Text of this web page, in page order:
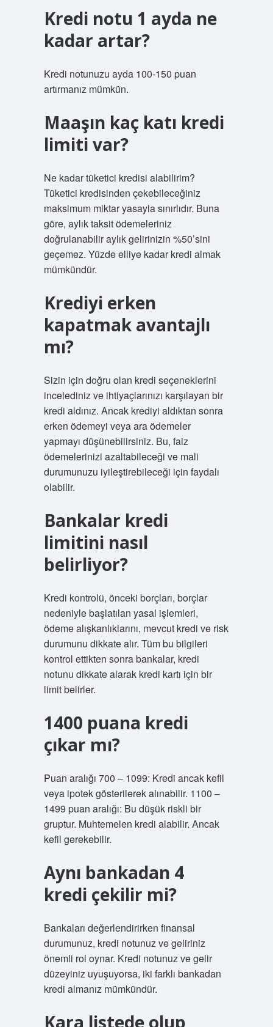
Kredi notu 1 ayda ne
kadar artar?
Kredi notunuzu ayda 100-150 puan
artırmanız mümkün.
Maaşın kaç katı kredi
limiti var?
Ne kadar tüketici kredisi alabilirim?
Tüketici kredisinden çekebileceğiniz
maksimum miktar yasayla sınırlıdır. Buna
göre, aylık taksit ödemeleriniz
doğrulanabilir aylık gelirinizin %50’sini
geçemez. Yüzde elliye kadar kredi almak
mümkündür.
Krediyi erken
kapatmak avantajlı
mı?
Sizin için doğru olan kredi seçeneklerini
incelediniz ve ihtiyaçlarınızı karşılayan bir
kredi aldınız. Ancak krediyi aldıktan sonra
erken ödemeyi veya ara ödemeler
yapmayı düşünebilirsiniz. Bu, faiz
ödemelerinizi azaltabileceği ve mali
durumunuzu iyileştirebileceği için faydalı
olabilir.
Bankalar kredi
limitini nasıl
belirliyor?
Kredi kontrolü, önceki borçları, borçlar
nedeniyle başlatılan yasal işlemleri,
ödeme alışkanlıklarını, mevcut kredi ve risk
durumunu dikkate alır. Tüm bu bilgileri
kontrol ettikten sonra bankalar, kredi
notunu dikkate alarak kredi kartı için bir
limit belirler.
1400 puana kredi
çıkar mı?
Puan aralığı 700 – 1099: Kredi ancak kefil
veya ipotek gösterilerek alınabilir. 1100 –
1499 puan aralığı: Bu düşük riskli bir
gruptur. Muhtemelen kredi alabilir. Ancak
kefil gerekebilir.
Aynı bankadan 4
kredi çekilir mi?
Bankaları değerlendirirken finansal
durumunuz, kredi notunuz ve geliriniz
önemli rol oynar. Kredi notunuz ve gelir
düzeyiniz uyuşuyorsa, iki farklı bankadan
kredi almanız mümkündür.
Kara listede olup